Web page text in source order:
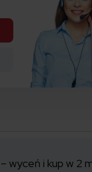
– wyceń i kup w 2